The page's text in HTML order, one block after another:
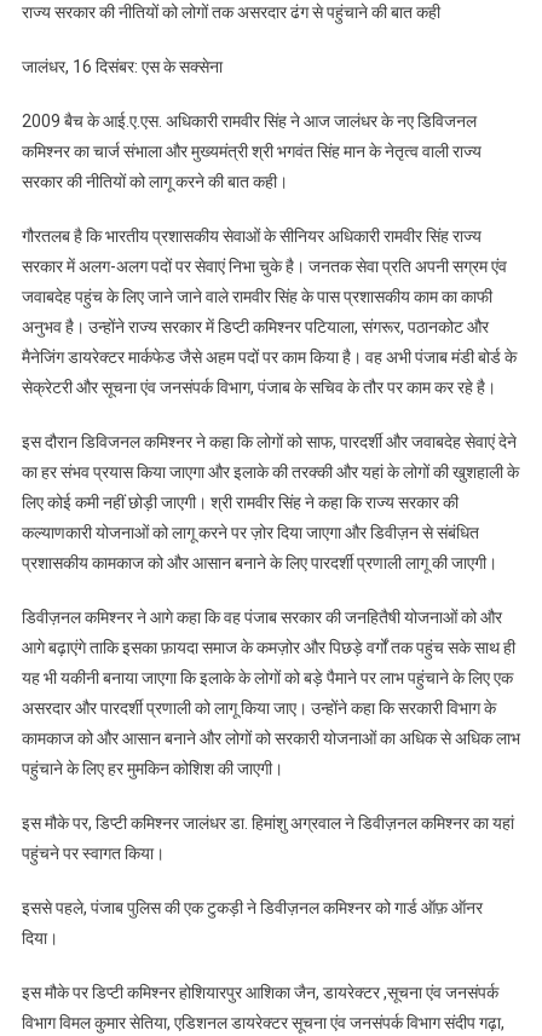
जालंधर
नए
कमिश्नर
का
चार्ज
राज्य सरकार की नीतियों को लोगों तक असरदार ढंग से पहुंचाने की बात कही
जालंधर, 16 दिसंबर: एस के सक्सेना
2009 बैच के आई.ए.एस. अधिकारी रामवीर सिंह ने आज जालंधर के नए डिविजनल
कमिश्नर का चार्ज संभाला और मुख्यमंत्री श्री भगवंत सिंह मान के नेतृत्व वाली राज्य
सरकार की नीतियों को लागू करने की बात कही।
गौरतलब है कि भारतीय प्रशासकीय सेवाओं के सीनियर अधिकारी रामवीर सिंह राज्य
सरकार में अलग-अलग पदों पर सेवाएं निभा चुके है। जनतक सेवा प्रति अपनी सग्रम एंव
जवाबदेह पहुंच के लिए जाने जाने वाले रामवीर सिंह के पास प्रशासकीय काम का काफी
अनुभव है। उन्होंने राज्य सरकार में डिप्टी कमिश्नर पटियाला, संगरूर, पठानकोट और
मैनेजिंग डायरेक्टर मार्कफेड जैसे अहम पदों पर काम किया है। वह अभी पंजाब मंडी बोर्ड के
सेक्रेटरी और सूचना एंव जनसंपर्क विभाग, पंजाब के सचिव के तौर पर काम कर रहे है।
इस दौरान डिविजनल कमिश्नर ने कहा कि लोगों को साफ, पारदर्शी और जवाबदेह सेवाएं देने
का हर संभव प्रयास किया जाएगा और इलाके की तरक्की और यहां के लोगों की खुशहाली के
लिए कोई कमी नहीं छोड़ी जाएगी। श्री रामवीर सिंह ने कहा कि राज्य सरकार की
कल्याणकारी योजनाओं को लागू करने पर ज़ोर दिया जाएगा और डिवीज़न से संबंधित
प्रशासकीय कामकाज को और आसान बनाने के लिए पारदर्शी प्रणाली लागू की जाएगी।
डिवीज़नल कमिश्नर ने आगे कहा कि वह पंजाब सरकार की जनहितैषी योजनाओं को और
आगे बढ़ाएंगे ताकि इसका फ़ायदा समाज के कमज़ोर और पिछड़े वर्गों तक पहुंच सके साथ ही
यह भी यकीनी बनाया जाएगा कि इलाके के लोगों को बड़े पैमाने पर लाभ पहुंचाने के लिए एक
असरदार और पारदर्शी प्रणाली को लागू किया जाए। उन्होंने कहा कि सरकारी विभाग के
कामकाज को और आसान बनाने और लोगों को सरकारी योजनाओं का अधिक से अधिक लाभ
पहुंचाने के लिए हर मुमकिन कोशिश की जाएगी।
इस मौके पर, डिप्टी कमिश्नर जालंधर डा. हिमांशु अग्रवाल ने डिवीज़नल कमिश्नर का यहां
पहुंचने पर स्वागत किया।
इससे पहले, पंजाब पुलिस की एक टुकड़ी ने डिवीज़नल कमिश्नर को गार्ड ऑफ़ ऑनर
दिया।
इस मौके पर डिप्टी कमिश्नर होशियारपुर आशिका जैन, डायरेक्टर ,सूचना एंव जनसंपर्क
विभाग विमल कुमार सेतिया, एडिशनल डायरेक्टर सूचना एंव जनसंपर्क विभाग संदीप गढ़ा,